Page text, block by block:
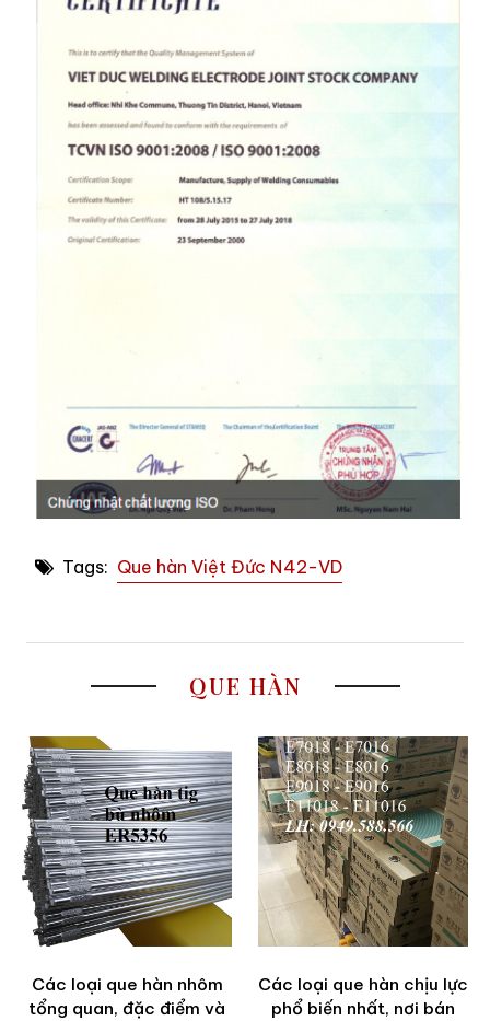
Tags: Que hàn Việt Đức N42-VD
QUE HÀN
Các loại que hàn nhôm
tổng quan, đặc điểm và
Các loại que hàn chịu lực
phổ biến nhất, nơi bán